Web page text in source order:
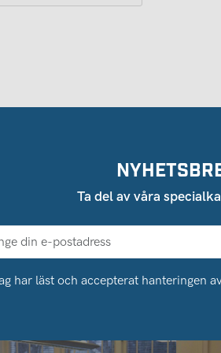
Ta del av våra
har läst och accepterat hanteringen